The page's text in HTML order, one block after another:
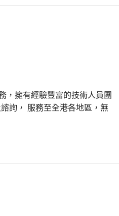
，擁有經驗豐富的技術人員團
詢， 服務至全港各地區，無